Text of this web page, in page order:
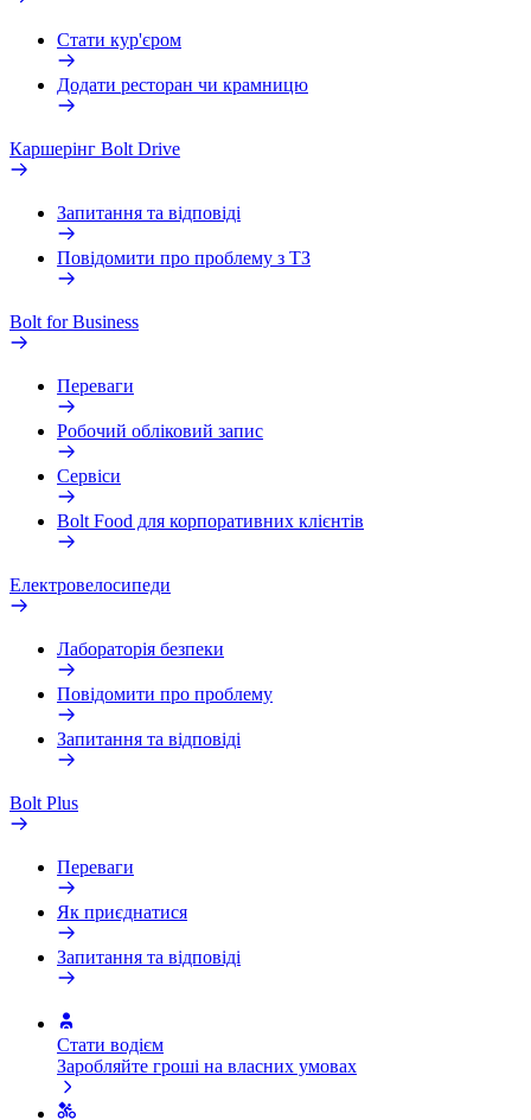
Стати кур'єром
Додати ресторан чи крамницю
Каршерінг Bolt Drive
Запитання та відповіді
Повідомити про проблему з ТЗ
Bolt for Business
Переваги
Робочий обліковий запис
Сервіси
Bolt Food для корпоративних клієнтів
Електровелосипеди
Лабораторія безпеки
Повідомити про проблему
Запитання та відповіді
Bolt Plus
Переваги
Як приєднатися
Запитання та відповіді
Стати водієм
Заробляйте гроші на власних умовах